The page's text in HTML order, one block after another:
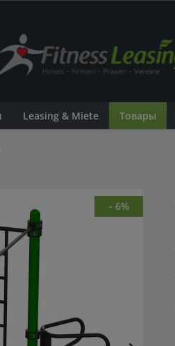
Leasing & Miete Товары
- 6%